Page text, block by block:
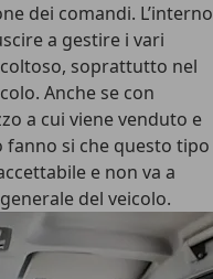
dei comandi. L’interno
a gestire i vari
soprattutto nel
Anche se con
a cui viene venduto e
fanno si che questo tipo
e non va a
del veicolo.